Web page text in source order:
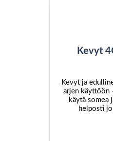
Kevyt
Kevyt ja
arjen käyttöön
käytä somea
helposti